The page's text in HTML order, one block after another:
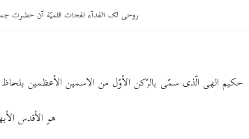
روحی لک الفدآء نفحات قلمیّۀ آن حضرت
حکیم الهی الّذی سمّی بالرّکن الأوّل من الاسمین الأعظمین بلحاظ
هو الأقدس